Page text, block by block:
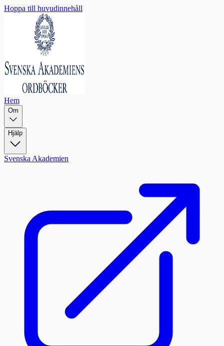
Hoppa till huvudinnehåll
Hem
Om
Hjälp
Svenska Akademien